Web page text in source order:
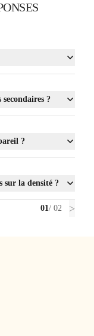
?
?
sur la densité ?
01/ 02 >